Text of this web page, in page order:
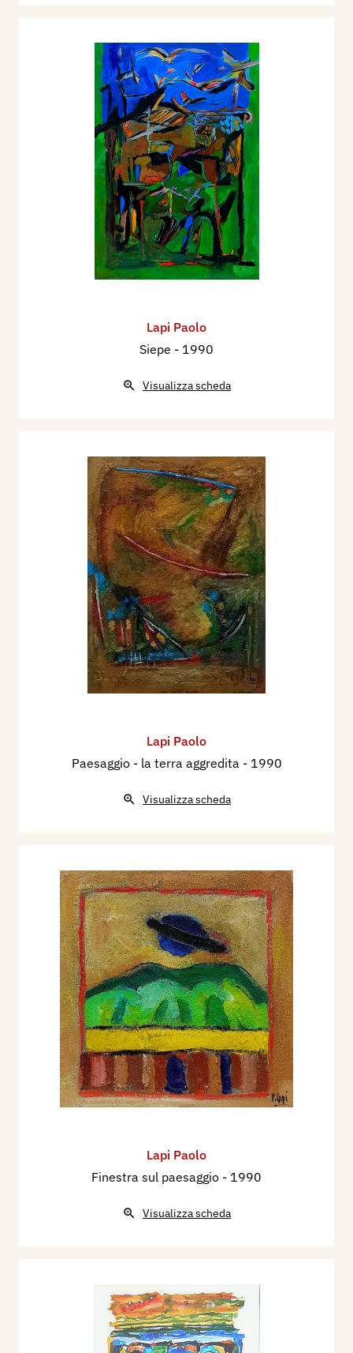
Lapi Paolo
Siepe - 1990
Visualizza scheda
Lapi Paolo
Paesaggio - la terra aggredita - 1990
Visualizza scheda
Lapi Paolo
Finestra sul paesaggio - 1990
Visualizza scheda